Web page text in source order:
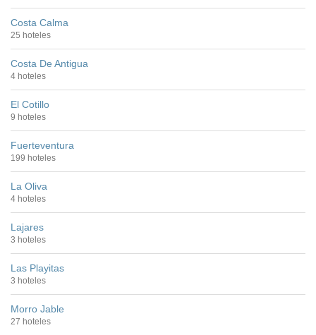
Costa Calma
25 hoteles
Costa De Antigua
4 hoteles
El Cotillo
9 hoteles
Fuerteventura
199 hoteles
La Oliva
4 hoteles
Lajares
3 hoteles
Las Playitas
3 hoteles
Morro Jable
27 hoteles